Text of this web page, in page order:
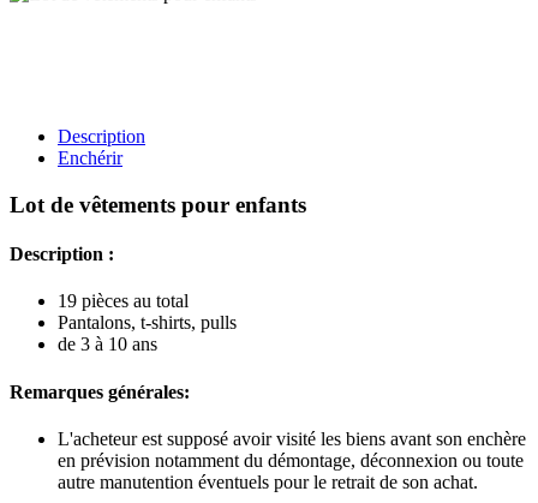
Description
Enchérir
Lot de vêtements pour enfants
Description :
19 pièces au total
Pantalons, t-shirts, pulls
de 3 à 10 ans
Remarques générales:
L'acheteur est supposé avoir visité les biens avant son enchère
en prévision notamment du démontage, déconnexion ou toute
autre manutention éventuels pour le retrait de son achat.